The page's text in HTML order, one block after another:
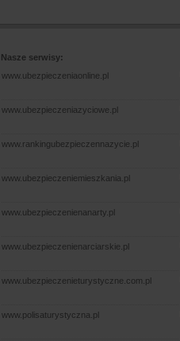
Nasze serwisy:
www.ubezpieczeniaonline.pl
www.ubezpieczeniazyciowe.pl
www.rankingubezpieczennazycie.pl
www.ubezpieczeniemieszkania.pl
www.ubezpieczenienanarty.pl
www.ubezpieczenienarciarskie.pl
www.ubezpieczenieturystyczne.com.pl
www.polisaturystyczna.pl